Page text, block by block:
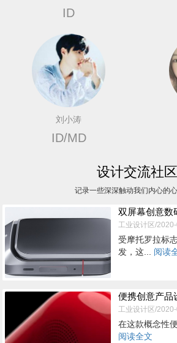
ID
刘小涛
ID/MD
设计交流社区
记录一些深深触动我们内心的
双屏幕创意数
工业设计区/
受摩托罗拉标
发，这... 阅读
便携创意产品
工业设计区/
在这款概念性
阅读全文